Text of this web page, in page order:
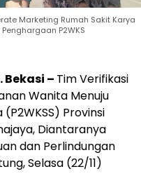
Marketing Rumah Sakit Karya
P2WKS
– Tim Verifikasi
Wanita Menuju
Provinsi
Diantaranya
dan Perlindungan
Selasa (22/11)